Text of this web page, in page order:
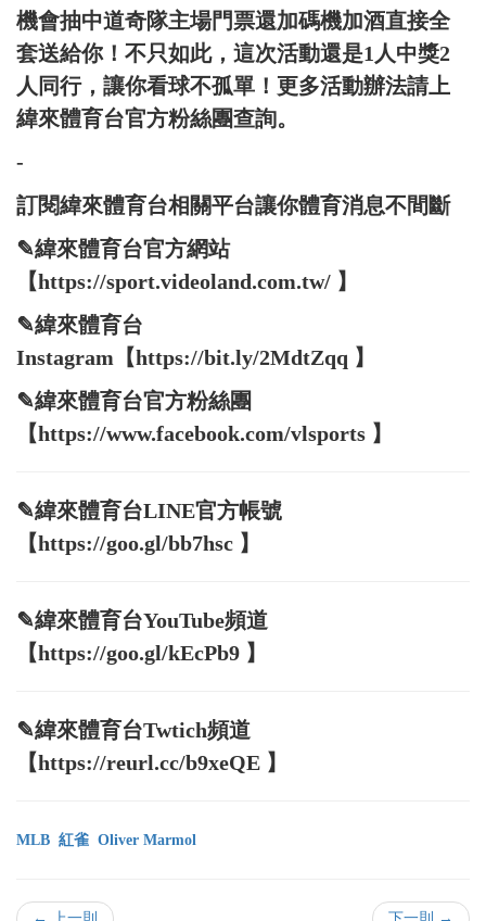
機會抽中道奇隊主場門票還加碼機加酒直接全
套送給你！不只如此，這次活動還是1人中獎2
人同行，讓你看球不孤單！更多活動辦法請上
緯來體育台官方粉絲團查詢。
-
訂閱緯來體育台相關平台讓你體育消息不間斷
✎緯來體育台官方網站
【https://sport.videoland.com.tw/ 】
✎緯來體育台
Instagram【https://bit.ly/2MdtZqq 】
✎緯來體育台官方粉絲團
【https://www.facebook.com/vlsports 】
✎緯來體育台LINE官方帳號
【https://goo.gl/bb7hsc 】
✎緯來體育台YouTube頻道
【https://goo.gl/kEcPb9 】
✎緯來體育台Twtich頻道
【https://reurl.cc/b9xeQE 】
MLB 紅雀 Oliver Marmol